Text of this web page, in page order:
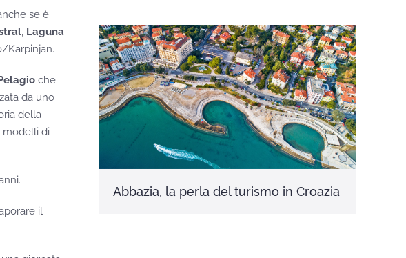
se è
, Laguna
Karpinjan.
che
da uno
della
modelli di
il
Abbazia, la perla del turismo in Croazia